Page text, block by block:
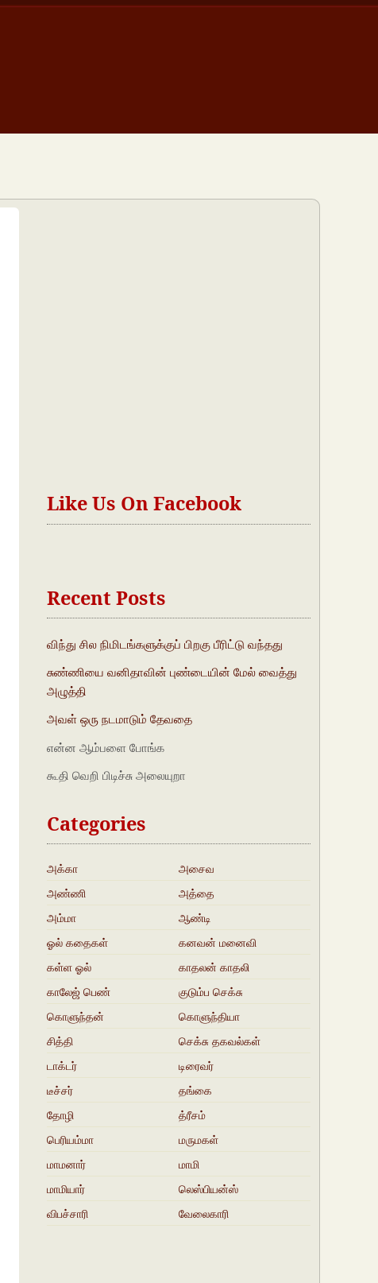
Like Us On Facebook
Recent Posts
விந்து சில நிமிடங்களுக்குப் பிறகு பீரிட்டு வந்தது
சுண்ணியை வனிதாவின் புண்டையின் மேல் வைத்து
அழுத்தி
அவள் ஒரு நடமாடும் தேவதை
என்ன ஆம்பளை போங்க
கூதி வெறி பிடிச்சு அலையுறா
Categories
அக்கா
அசைவ
நகைச்சுவை
அண்ணி
அத்தை
அம்மா
ஆண்டி
ஓல் கதைகள்
கனவன் மனைவி
கள்ள ஓல்
காதலன் காதலி
காலேஜ் பெண்
குடும்ப செக்சு
கதைகள்
கொளுந்தன்
கொளுந்தியா
சித்தி
செக்சு தகவல்கள்
டாக்டர்
டிரைவர்
டீச்சர்
தங்கை
தோழி
த்ரீசம்
பெரியம்மா
மருமகள்
மாமனார்‍‍
மாமி
மாமியார்
லெஸ்பியன்ஸ்
விபச்சாரி
வேலைகாரி